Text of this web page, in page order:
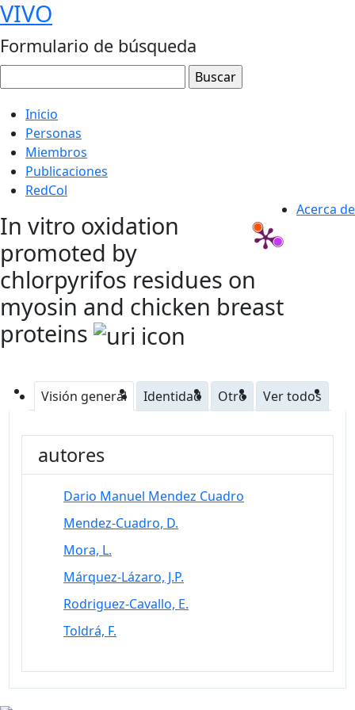
VIVO
Formulario de búsqueda
Inicio
Personas
Miembros
Publicaciones
RedCol
Acerca de
In vitro oxidation
promoted by
chlorpyrifos residues on
myosin and chicken breast
proteins
Visión general Identidad Otro Ver todos
autores
Dario Manuel Mendez Cuadro
Mendez-Cuadro, D.
Mora, L.
Márquez-Lázaro, J.P.
Rodriguez-Cavallo, E.
Toldrá, F.